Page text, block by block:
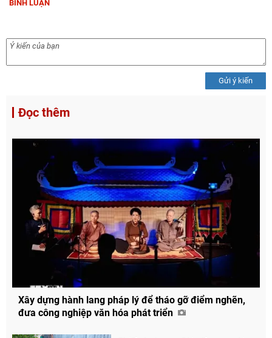
BÌNH LUẬN
Gửi ý kiến
Đọc thêm
Xây dựng hành lang pháp lý để tháo gỡ điểm nghẽn,
đưa công nghiệp văn hóa phát triển